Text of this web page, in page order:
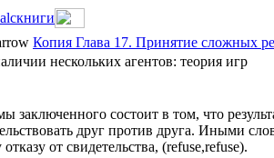
книги
Копия Глава 17. Принятие сложных
нескольких агентов: теория игр
заключенного состоит в том, что
друг против друга. Иными
от свидетельства, (refuse,refuse).